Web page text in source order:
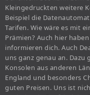
Kleingedruckten weitere
Beispiel die
Tarifen. Wie wäre es mit
Prämien? Auch hier
informieren dich. Auch
uns ganz genau an.
Konsolen aus anderen
England und besonders
guten Preisen. Uns ist